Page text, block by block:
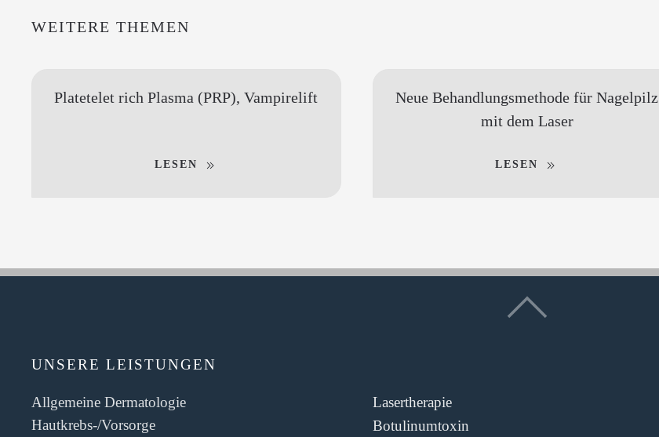
WEITERE THEMEN
Platetelet rich Plasma (PRP), Vampirelift
LESEN
Neue Behandlungs­methode für Nagelpilz
mit dem Laser
LESEN
UNSERE LEISTUNGEN
Allgemeine Dermatologie
Hautkrebs-/­Vorsorge
Lasertherapie
Botulinumtoxin